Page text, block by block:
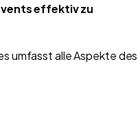
effektiv zu
umfasst alle Aspekte des